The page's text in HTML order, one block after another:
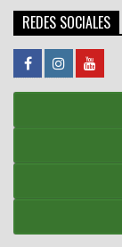
REDES SOCIALES